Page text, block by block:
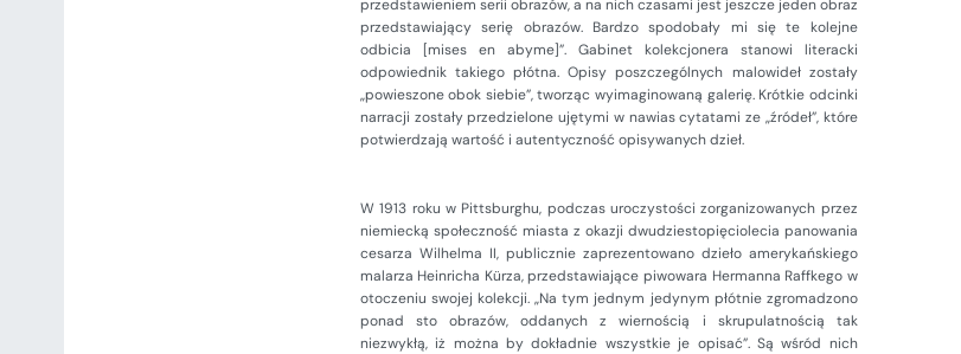
przedstawieniem serii obrazów, a na nich czasami jest jeszcze jeden obraz
przedstawiający serię obrazów. Bardzo spodobały mi się te kolejne
odbicia [mises en abyme]”. Gabinet kolekcjonera stanowi literacki
odpowiednik takiego płótna. Opisy poszczególnych malowideł zostały
„powieszone obok siebie”, tworząc wyimaginowaną galerię. Krótkie odcinki
narracji zostały przedzielone ujętymi w nawias cytatami ze „źródeł”, które
potwierdzają wartość i autentyczność opisywanych dzieł.
W 1913 roku w Pittsburghu, podczas uroczystości zorganizowanych przez
niemiecką społeczność miasta z okazji dwudziestopięciolecia panowania
cesarza Wilhelma II, publicznie zaprezentowano dzieło amerykańskiego
malarza Heinricha Kürza, przedstawiające piwowara Hermanna Raffkego w
otoczeniu swojej kolekcji. „Na tym jednym jedynym płótnie zgromadzono
ponad sto obrazów, oddanych z wiernością i skrupulatnością tak
niezwykłą, iż można by dokładnie wszystkie je opisać”. Są wśród nich